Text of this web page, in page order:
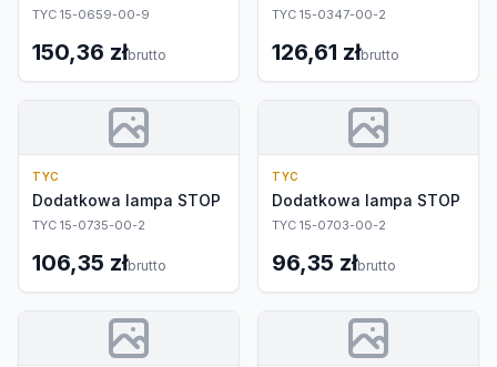
TYC 15-0659-00-9
150,36 złbrutto
TYC 15-0347-00-2
126,61 złbrutto
TYC
Dodatkowa lampa STOP
TYC 15-0735-00-2
106,35 złbrutto
TYC
Dodatkowa lampa STOP
TYC 15-0703-00-2
96,35 złbrutto